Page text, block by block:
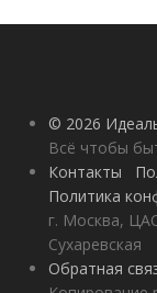
© 2026
Всё чтобы
Контакты
Политика
г. Москва,
Сухаревская
Обратная